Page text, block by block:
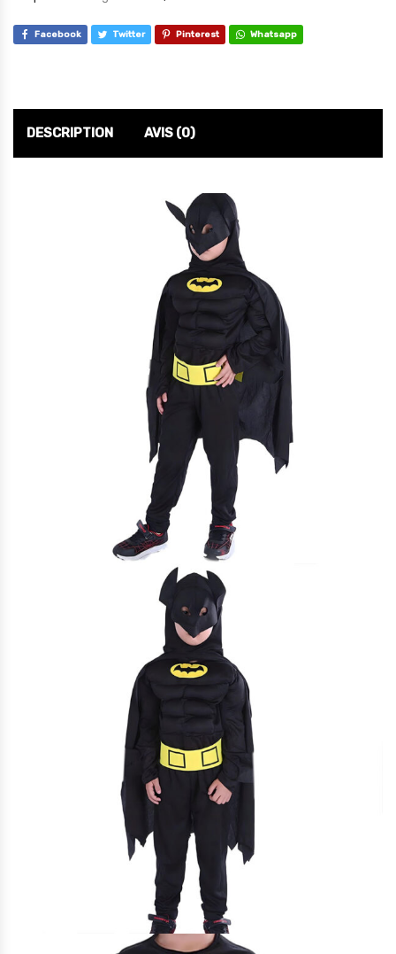
Facebook Twitter Pinterest Whatsapp
DESCRIPTION AVIS (0)